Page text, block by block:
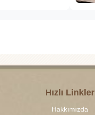
Hızlı Linkler
Hakkımızda